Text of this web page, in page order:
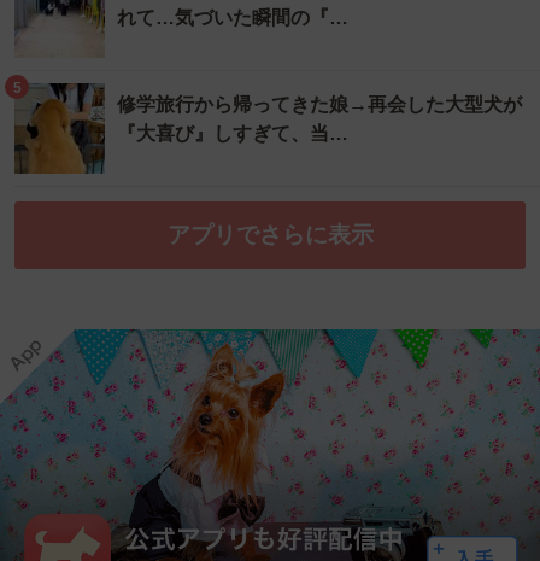
れて…気づいた瞬間の『…
5
修学旅行から帰ってきた娘→再会した大型犬が
『大喜び』しすぎて、当…
アプリでさらに表示